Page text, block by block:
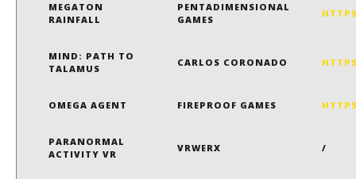
MEGATON
RAINFALL
PENTADIMENSIONAL
GAMES
MIND: PATH TO
TALAMUS
CARLOS CORONADO
OMEGA AGENT FIREPROOF GAMES
PARANORMAL
ACTIVITY VR
VRWERX /